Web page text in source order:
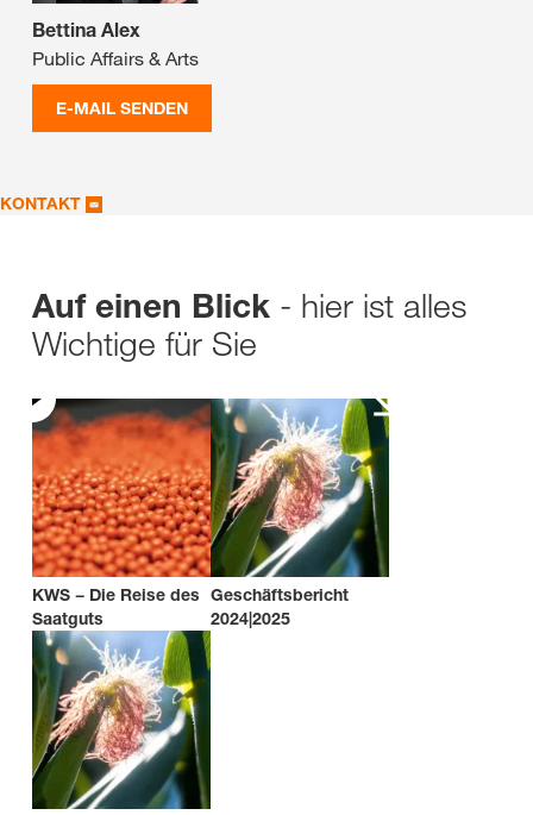
Bettina Alex
Public Affairs & Arts
E-MAIL SENDEN
KONTAKT
Auf einen Blick - hier ist alles
Wichtige für Sie
KWS − Die Reise des
Saatguts
Geschäftsbericht
2024|2025